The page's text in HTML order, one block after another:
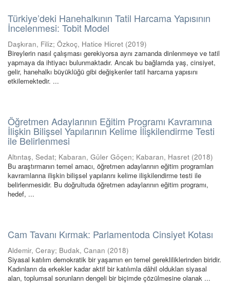
Türkiye’deki Hanehalkının Tatil Harcama Yapısının
İncelenmesi: Tobit Model
Daşkıran, Filiz; Özkoç, Hatice Hicret (2019)
Bireylerin nasıl çalışması gerekiyorsa aynı zamanda dinlenmeye ve tatil
yapmaya da ihtiyacı bulunmaktadır. Ancak bu bağlamda yaş, cinsiyet,
gelir, hanehalkı büyüklüğü gibi değişkenler tatil harcama yapısını
etkilemektedir. ...
Öğretmen Adaylarının Eğitim Programı Kavramına
İlişkin Bilişsel Yapılarının Kelime İlişkilendirme Testi
ile Belirlenmesi
Altıntaş, Sedat; Kabaran, Güler Göçen; Kabaran, Hasret (2018)
Bu araştırmanın temel amacı, öğretmen adaylarının eğitim programları
kavramlarına ilişkin bilişsel yapılarını kelime ilişkilendirme testi ile
belirlenmesidir. Bu doğrultuda öğretmen adaylarının eğitim programı,
hedef, ...
Cam Tavanı Kırmak: Parlamentoda Cinsiyet Kotası
Aldemir, Ceray; Budak, Canan (2018)
Siyasal katılım demokratik bir yaşamın en temel gerekliliklerinden biridir.
Kadınların da erkekler kadar aktif bir katılımla dâhil oldukları siyasal
alan, toplumsal sorunların dengeli bir biçimde çözülmesine olanak ...